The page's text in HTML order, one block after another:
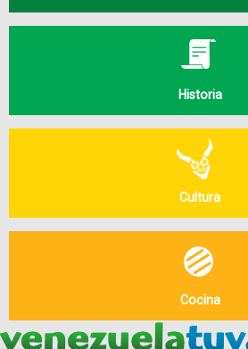
Historia
Cultura
Cocina